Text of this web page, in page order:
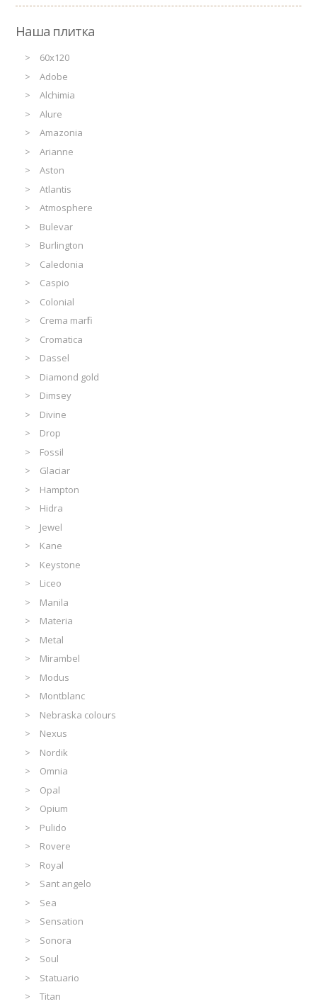
Наша плитка
60x120
Adobe
Alchimia
Alure
Amazonia
Arianne
Aston
Atlantis
Atmosphere
Bulevar
Burlington
Caledonia
Caspio
Colonial
Crema marfil
Cromatica
Dassel
Diamond gold
Dimsey
Divine
Drop
Fossil
Glaciar
Hampton
Hidra
Jewel
Kane
Keystone
Liceo
Manila
Materia
Metal
Mirambel
Modus
Montblanc
Nebraska colours
Nexus
Nordik
Omnia
Opal
Opium
Pulido
Rovere
Royal
Sant angelo
Sea
Sensation
Sonora
Soul
Statuario
Titan